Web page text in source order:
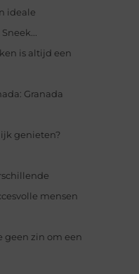
ideale
is altijd een
Granada
genieten?
mensen
geen zin om een